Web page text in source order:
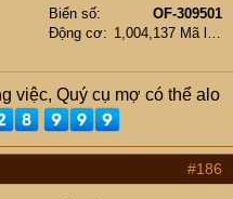
Biển số
OF-309501
Động cơ
việc, Quý cụ mợ có thể alo
#186